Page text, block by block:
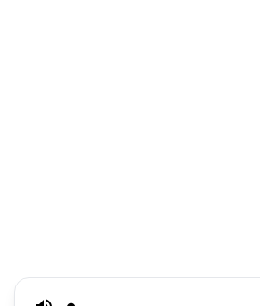
Emporsteigender Jüngling / Grosse